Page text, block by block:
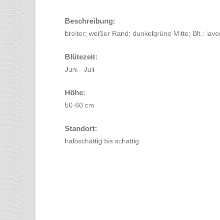
Beschreibung:
breiter; weißer Rand; dunkelgrüne Mitte; Blt.:
Blütezeit:
Juni - Juli
Höhe:
50-60 cm
Standort:
halbschattig bis schattig